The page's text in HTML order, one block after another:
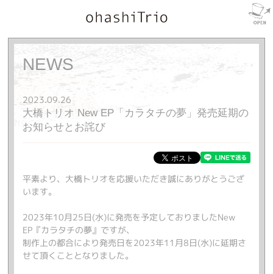
NEWS
2023.09.26
大橋トリオ New EP「カラタチの夢」発売延期の
お知らせとお詫び
平素より、大橋トリオを応援いただき誠にありがとうござ
います。
2023年10月25日(水)に発売を予定しておりましたNew
EP『カラタチの夢』ですが、
制作上の都合により発売日を2023年11月8日(水)に延期さ
せて頂くこととなりました。